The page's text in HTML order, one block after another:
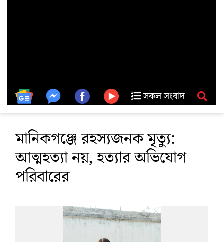
সকল সংবাদ
মানিকগঞ্জে রহস্যজনক মৃত্যু:
আত্মহত্যা নয়, হত্যার অভিযোগ
পরিবারের